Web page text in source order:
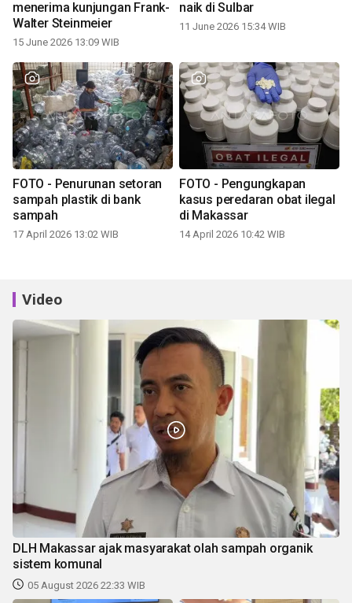
menerima kunjungan Frank-
Walter Steinmeier
15 June 2026 13:09 WIB
naik di Sulbar
11 June 2026 15:34 WIB
FOTO - Penurunan setoran
sampah plastik di bank
sampah
17 April 2026 13:02 WIB
FOTO - Pengungkapan
kasus peredaran obat ilegal
di Makassar
14 April 2026 10:42 WIB
Video
DLH Makassar ajak masyarakat olah sampah organik
sistem komunal
05 August 2026 22:33 WIB